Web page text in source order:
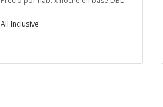
All Inclusive